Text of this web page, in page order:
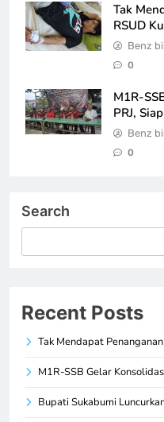
Tak
RSUD
Benz
0
M1R-
PRJ,
Benz
0
Search
Recent Posts
Tak Mendapat
M1R-SSB Gelar
Bupati Sukabumi